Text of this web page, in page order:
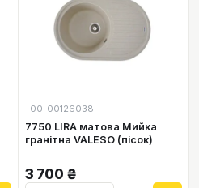
00-00126038
7750 LIRA матова Мийка
гранітна VALESO (пісок)
3 700 ₴